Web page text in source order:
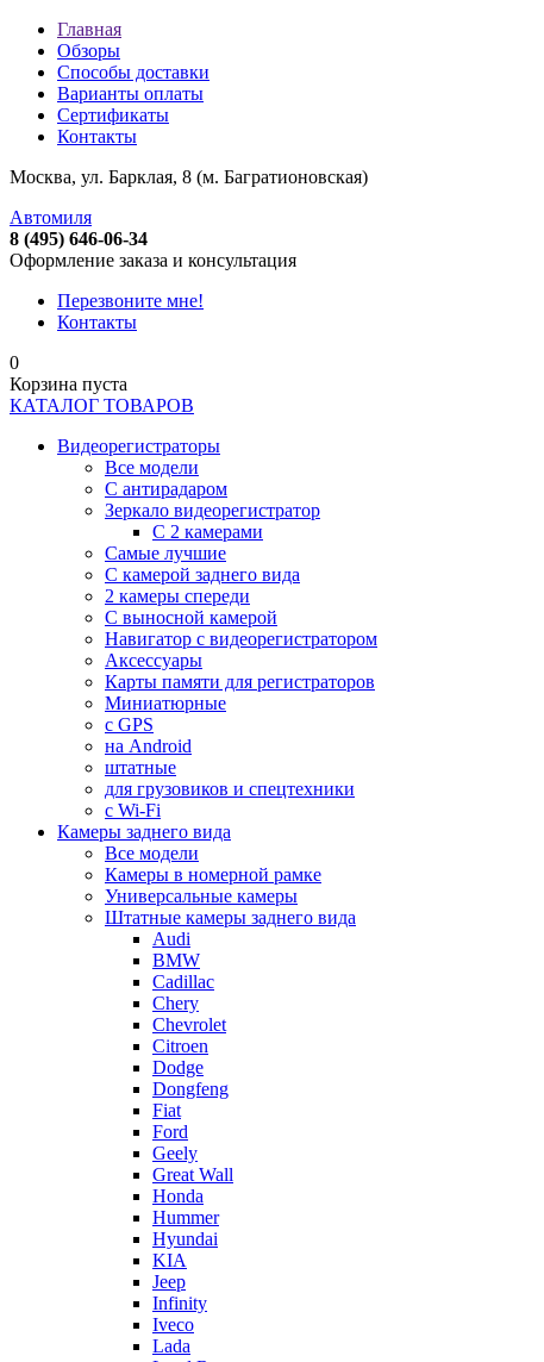
Главная
Обзоры
Способы доставки
Варианты оплаты
Сертификаты
Контакты
Москва, ул. Барклая, 8 (м. Багратионовская)
Автомиля
8 (495) 646-06-34
Оформление заказа и консультация
Перезвоните мне!
Контакты
0
Корзина пуста
КАТАЛОГ ТОВАРОВ
Видеорегистраторы
Все модели
C антирадаром
Зеркало видеорегистратор
С 2 камерами
Самые лучшие
С камерой заднего вида
2 камеры спереди
С выносной камерой
Навигатор с видеорегистратором
Аксессуары
Карты памяти для регистраторов
Миниатюрные
с GPS
на Android
штатные
для грузовиков и спецтехники
с Wi-Fi
Камеры заднего вида
Все модели
Камеры в номерной рамке
Универсальные камеры
Штатные камеры заднего вида
Audi
BMW
Cadillac
Chery
Chevrolet
Citroen
Dodge
Dongfeng
Fiat
Ford
Geely
Great Wall
Honda
Hummer
Hyundai
KIA
Jeep
Infinity
Iveco
Lada